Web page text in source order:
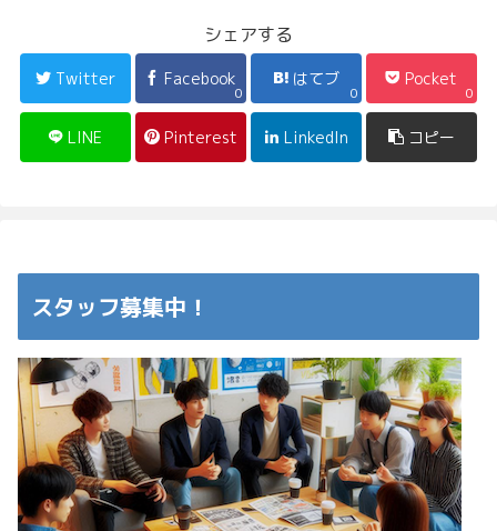
シェアする
Twitter Facebook
0
はてブ
0
Pocket
0
LINE Pinterest LinkedIn コピー
スタッフ募集中！